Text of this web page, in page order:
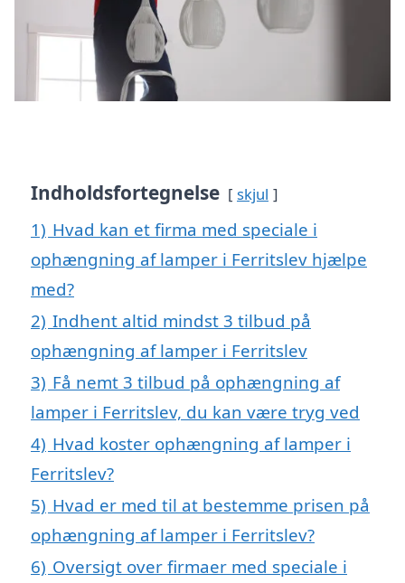
Indholdsfortegnelse skjul
1) Hvad kan et firma med speciale i
ophængning af lamper i Ferritslev hjælpe
med?
2) Indhent altid mindst 3 tilbud på
ophængning af lamper i Ferritslev
3) Få nemt 3 tilbud på ophængning af
lamper i Ferritslev, du kan være tryg ved
4) Hvad koster ophængning af lamper i
Ferritslev?
5) Hvad er med til at bestemme prisen på
ophængning af lamper i Ferritslev?
6) Oversigt over firmaer med speciale i